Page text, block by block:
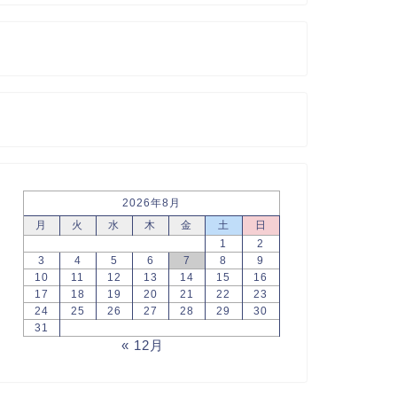
2026年8月
月
火 水 木 金 土
日
1
2
3
4 5 6 7 8
9
10
11 12 13 14 15
16
17
18 19 20 21 22
23
24
25 26 27 28 29
30
31
« 12月